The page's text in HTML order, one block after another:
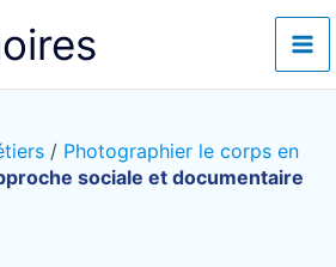
/ Photographier le corps en
sociale et documentaire